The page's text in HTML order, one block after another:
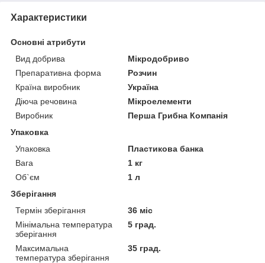
Характеристики
Основні атрибути
Вид добрива
Мікродобриво
Препаративна форма
Розчин
Країна виробник
Україна
Діюча речовина
Мікроелементи
Виробник
Перша Грибна Компанія
Упаковка
Упаковка
Пластикова банка
Вага
1 кг
Об`єм
1 л
Зберігання
Термін зберігання
36 міс
Мінімальна температура
зберігання
5 град.
Максимальна
температура зберігання
35 град.